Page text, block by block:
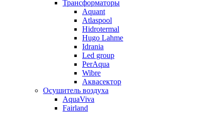
Трансформаторы
Aquant
Atlaspool
Hidrotermal
Hugo Lahme
Idrania
Led group
PerAqua
Wibre
Аквасектор
Осушитель воздуха
AquaViva
Fairland